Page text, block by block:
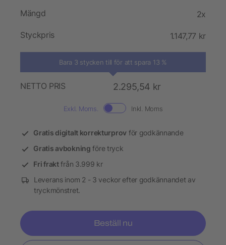
Mängd 2x
Styckpris 1.147,77 kr
Bara 3 stycken till för att spara 13 %
NETTO PRIS 2.295,54 kr
Exkl. Moms. Inkl. Moms
Gratis digitalt korrekturprov för godkännande
Gratis avbokning före tryck
Fri fraktfrån 3.999 kr
Leverans inom 2 - 3 veckor efter godkännandet av
tryckmönstret.
Beställ nu